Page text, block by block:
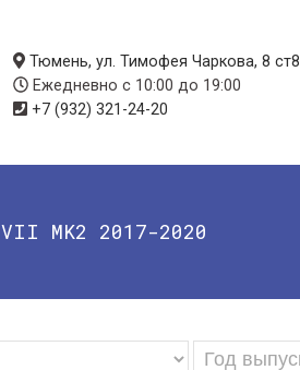
Тюмень, ул. Тимофея Чаркова, 8 ст8
Ежедневно с 10:00 до 19:00
+7 (932) 321-24-20
VII MK2 2017-2020